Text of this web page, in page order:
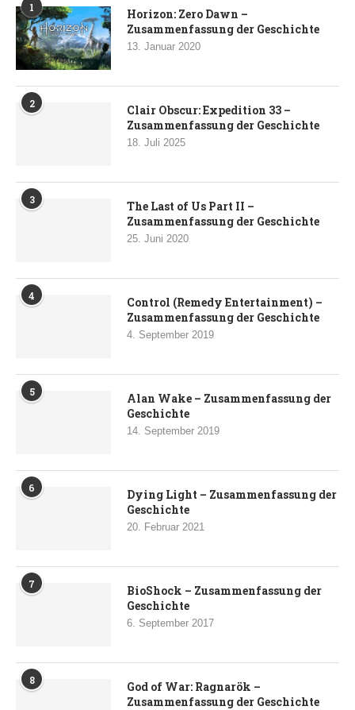
1
Horizon: Zero Dawn –
Zusammenfassung der Geschichte
13. Januar 2020
2
Clair Obscur: Expedition 33 –
Zusammenfassung der Geschichte
18. Juli 2025
3
The Last of Us Part II –
Zusammenfassung der Geschichte
25. Juni 2020
4
Control (Remedy Entertainment) –
Zusammenfassung der Geschichte
4. September 2019
5
Alan Wake – Zusammenfassung der
Geschichte
14. September 2019
6
Dying Light – Zusammenfassung der
Geschichte
20. Februar 2021
7
BioShock – Zusammenfassung der
Geschichte
6. September 2017
8
God of War: Ragnarök –
Zusammenfassung der Geschichte